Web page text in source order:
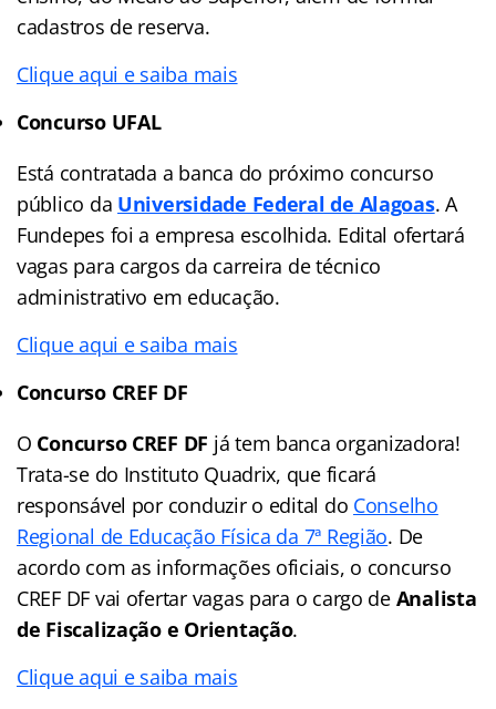
cadastros de reserva.
Clique aqui e saiba mais
Concurso UFAL
Está contratada a banca do próximo concurso
público da Universidade Federal de Alagoas. A
Fundepes foi a empresa escolhida. Edital ofertará
vagas para cargos da carreira de técnico
administrativo em educação.
Clique aqui e saiba mais
Concurso CREF DF
O Concurso CREF DF já tem banca organizadora!
Trata-se do Instituto Quadrix, que ficará
responsável por conduzir o edital do Conselho
Regional de Educação Física da 7ª Região. De
acordo com as informações oficiais, o concurso
CREF DF vai ofertar vagas para o cargo de Analista
de Fiscalização e Orientação.
Clique aqui e saiba mais